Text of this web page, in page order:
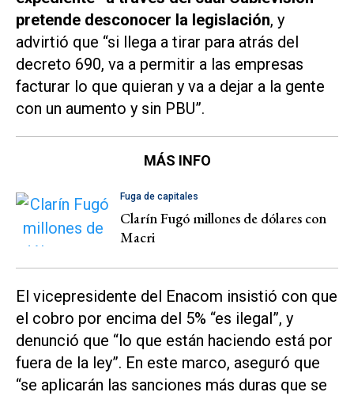
pretende desconocer la legislación, y
advirtió que “si llega a tirar para atrás del
decreto 690, va a permitir a las empresas
facturar lo que quieran y va a dejar a la gente
con un aumento y sin PBU”.
MÁS INFO
Fuga de capitales
Clarín Fugó millones de dólares con
Macri
El vicepresidente del Enacom insistió con que
el cobro por encima del 5% “es ilegal”, y
denunció que “lo que están haciendo está por
fuera de la ley”. En este marco, aseguró que
“se aplicarán las sanciones más duras que se